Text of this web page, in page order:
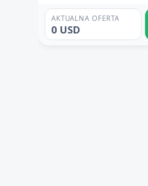
AKTUALNA OFERTA
0 USD